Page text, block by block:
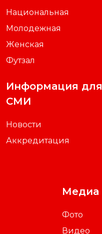
Национальная
Молодежная
Женская
Футзал
Информация для
СМИ
Новости
Аккредитация
Медиа
Фото
Видео